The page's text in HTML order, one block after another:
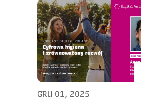
GRU 01, 2025